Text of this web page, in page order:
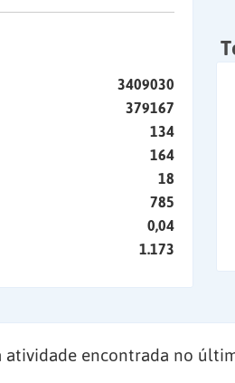
3409030
379167
134
164
18
785
0,04
1.173
atividade encontrada no